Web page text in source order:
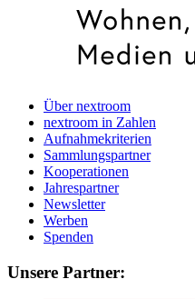
Über nextroom
nextroom in Zahlen
Aufnahmekriterien
Sammlungspartner
Kooperationen
Jahrespartner
Newsletter
Werben
Spenden
Unsere Partner: